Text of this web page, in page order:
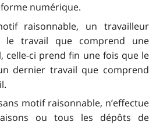
numérique.
raisonnable, un travailleur
le travail que comprend une
celle-ci prend fin une fois que le
dernier travail que comprend
motif raisonnable, n’effectue
ou tous les dépôts de